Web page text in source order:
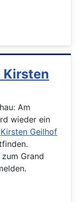
Kirsten
Am
wieder ein
Kirsten Geilhof
Grand